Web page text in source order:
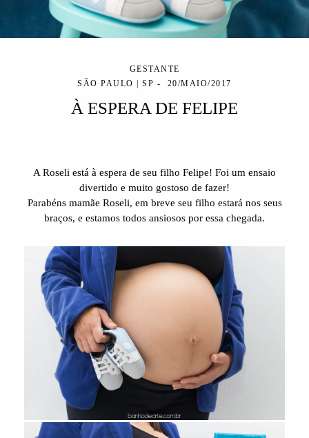
GESTANTE
SÃO PAULO | SP
20/MAIO/2017
À ESPERA DE FELIPE
A Roseli está à espera de seu filho Felipe! Foi um ensaio
divertido e muito gostoso de fazer!
Parabéns mamãe Roseli, em breve seu filho estará nos seus
braços, e estamos todos ansiosos por essa chegada.